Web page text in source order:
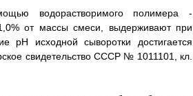
водорастворимого полимера -
от массы смеси, выдерживают при
рН исходной сыворотки достигается
свидетельство СССР № 1011101, кл.